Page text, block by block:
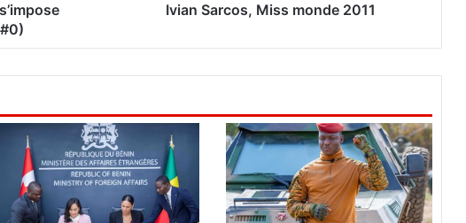
,
s
m
o
n
e
Ivian Sarcos, Miss monde 2011